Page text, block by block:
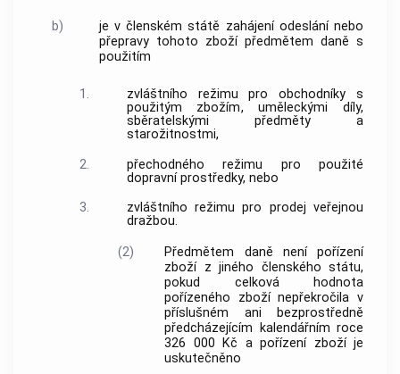
b) je včlenském státě zahájení odeslání nebo
přepravy tohoto zbožípředmětem daně s
použitím
1. zvláštního režimu proobchodníky s
použitým zbožím, uměleckými díly,
sběratelskými předměty a
starožitnostmi,
2.
přechodného režimu pro použité
dopravní prostředky, nebo
3.
zvláštního režimu pro prodej veřejnou
dražbou.
(2)
Předmětem daně není pořízení
zbožízjiného členského státu,
pokud celková hodnota
pořízeného zbožínepřekročila v
příslušném ani bezprostředně
předcházejícím kalendářním roce
326 000 Kč a pořízení zbožíje
uskutečněno